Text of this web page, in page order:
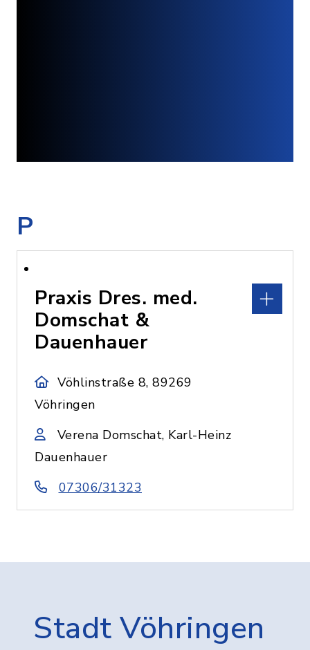
P
Praxis Dres. med.
Domschat &
Dauenhauer
Vöhlinstraße 8, 89269
Vöhringen
Verena Domschat, Karl-Heinz
Dauenhauer
07306/31323
Stadt Vöhringen